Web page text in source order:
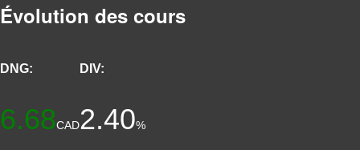
Évolution des cours
DNG:
6.68CAD
DIV:
2.40%